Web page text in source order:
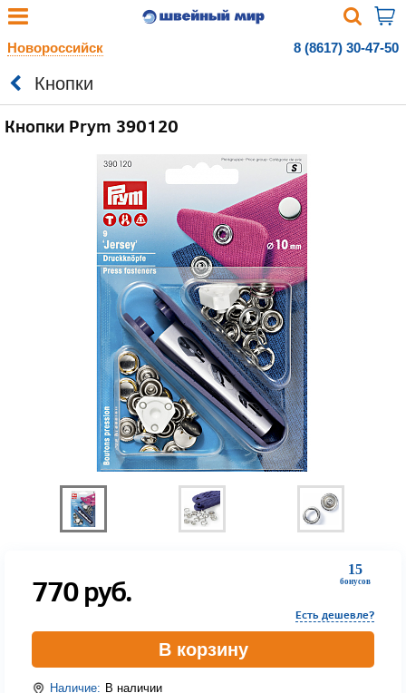
Новороссийск 8 (8617) 30-47-50
Кнопки
Кнопки Prym 390120
15
бонусов
770руб.
Есть дешевле?
В корзину
Наличие: В наличии